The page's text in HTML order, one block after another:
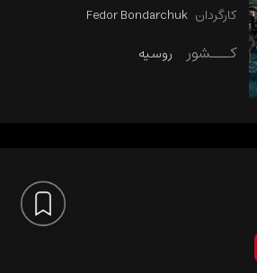
کارگردان Fedor Bondarchuk
کـــشور روسیه